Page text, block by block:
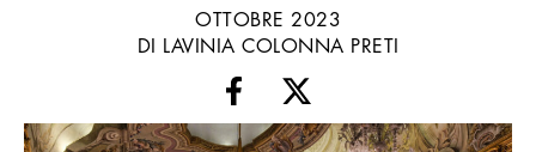
OTTOBRE 2023
DI LAVINIA COLONNA PRETI